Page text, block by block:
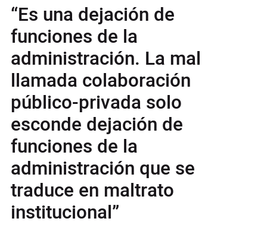
“Es una dejación de
funciones de la
administración. La mal
llamada colaboración
público-privada solo
esconde dejación de
funciones de la
administración que se
traduce en maltrato
institucional”